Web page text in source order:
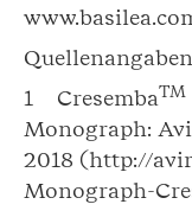
Quellenangaben
1 CresembaTM
Monograph:
2018 (http://
Monograph-